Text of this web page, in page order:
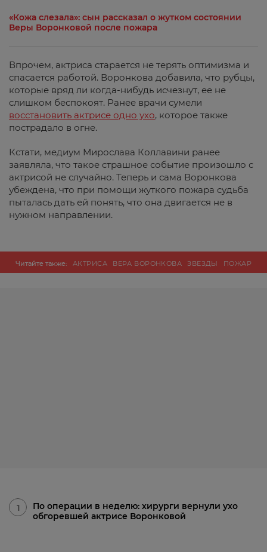
«Кожа слезала»: сын рассказал о жутком состоянии
Веры Воронковой после пожара
Впрочем, актриса старается не терять оптимизма и
спасается работой. Воронкова добавила, что рубцы,
которые вряд ли когда-нибудь исчезнут, ее не
слишком беспокоят. Ранее врачи сумели
восстановить актрисе одно ухо, которое также
пострадало в огне.
Кстати, медиум Мирослава Коллавини ранее
заявляла, что такое страшное событие произошло с
актрисой не случайно. Теперь и сама Воронкова
убеждена, что при помощи жуткого пожара судьба
пыталась дать ей понять, что она двигается не в
нужном направлении.
Читайте также: АКТРИСА ВЕРА ВОРОНКОВА ЗВЕЗДЫ ПОЖАР
1
По операции в неделю: хирурги вернули ухо
обгоревшей актрисе Воронковой